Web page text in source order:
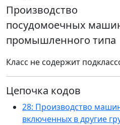
Производство
посудомоечных
промышленного типа
Класс не содержит
Цепочка кодов
28: Производство
включенных в другие